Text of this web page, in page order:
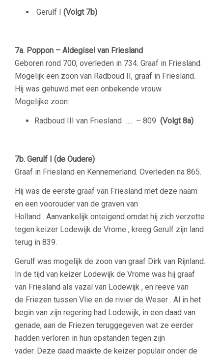
Gerulf I (Volgt 7b)
7a. Poppon – Aldegisel van Friesland
Geboren rond 700, overleden in 734. Graaf in Friesland.
Mogelijk een zoon van Radboud II, graaf in Friesland.
Hij was gehuwd met een onbekende vrouw.
Mogelijke zoon:
Radboud III van Friesland …. – 809 (Volgt 8a)
7b. Gerulf I (de Oudere)
Graaf in Friesland en Kennemerland. Overleden na 865.
Hij was de eerste graaf van Friesland met deze naam
en een voorouder van de graven van
Holland . Aanvankelijk onteigend omdat hij zich verzette
tegen keizer Lodewijk de Vrome , kreeg Gerulf zijn land
terug in 839.
Gerulf was mogelijk de zoon van graaf Dirk van Rijnland.
In de tijd van keizer Lodewijk de Vrome was hij graaf
van Friesland als vazal van Lodewijk , en reeve van
de Friezen tussen Vlie en de rivier de Weser . Al in het
begin van zijn regering had Lodewijk, in een daad van
genade, aan de Friezen teruggegeven wat ze eerder
hadden verloren in hun opstanden tegen zijn
vader. Deze daad maakte de keizer populair onder de